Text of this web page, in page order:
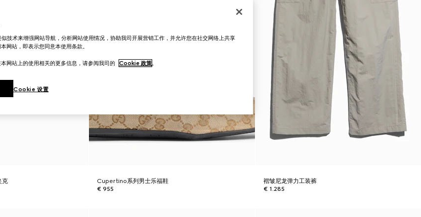
克
Cupertino系列男士乐福鞋
€ 955
褶皱尼龙弹力工装裤
€ 1.285
技术来增强网站导航，分析网站使用情况，协助我司开展营销工作，并允许您在社交网络上共享
网站，即表示您同意本使用条款。
网站上的使用相关的更多信息，请参阅我司的 Cookie 政策。
Cookie 设置